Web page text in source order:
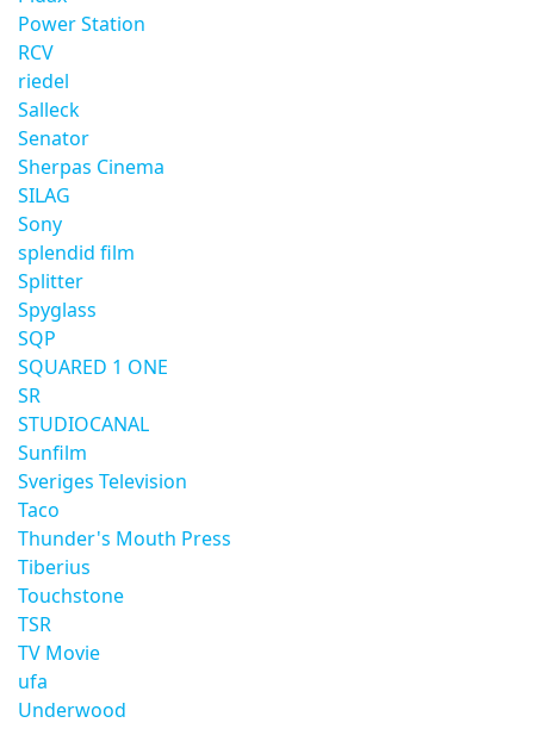
Power Station
RCV
riedel
Salleck
Senator
Sherpas Cinema
SILAG
Sony
splendid film
Splitter
Spyglass
SQP
SQUARED 1 ONE
SR
STUDIOCANAL
Sunfilm
Sveriges Television
Taco
Thunder's Mouth Press
Tiberius
Touchstone
TSR
TV Movie
ufa
Underwood